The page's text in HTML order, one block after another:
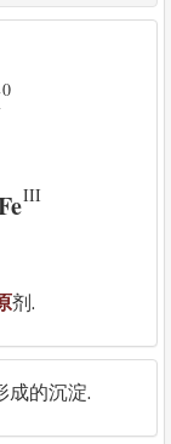
0
III
剂.
成的沉淀.